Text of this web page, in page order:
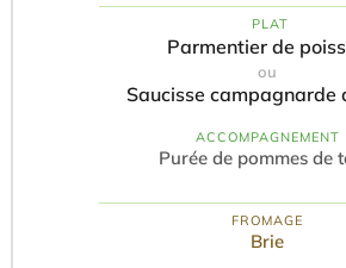
️ PLAT
Parmentier de
ou
Saucisse campagnarde
ACCOMPAGNEMENT
Purée de pommes de
FROMAGE
Brie